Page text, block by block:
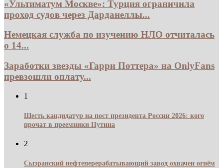
«Ультиматум Москве»: Турция ограничила
проход судов через Дарданеллы...
Немецкая служба по изучению НЛО отчиталась
о 14...
Заработки звезды «Гарри Поттера» на OnlyFans
превзошли оплату...
1
Шесть кандидатур на пост президента России 2026: кого
прочат в преемники Путина
2
Сызранский нефтеперерабатывающий завод охвачен огнём